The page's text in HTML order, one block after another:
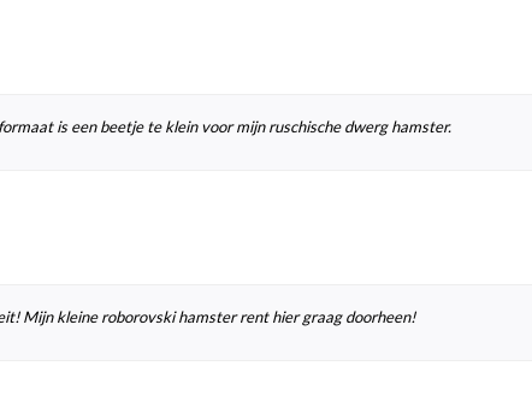
is een beetje te klein voor mijn ruschische dwerg hamster.
Mijn kleine roborovski hamster rent hier graag doorheen!